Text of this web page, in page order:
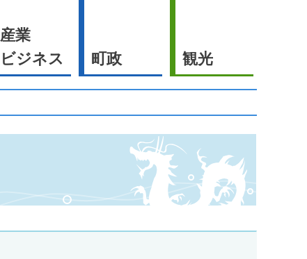
産業
ビジネス
町政 観光